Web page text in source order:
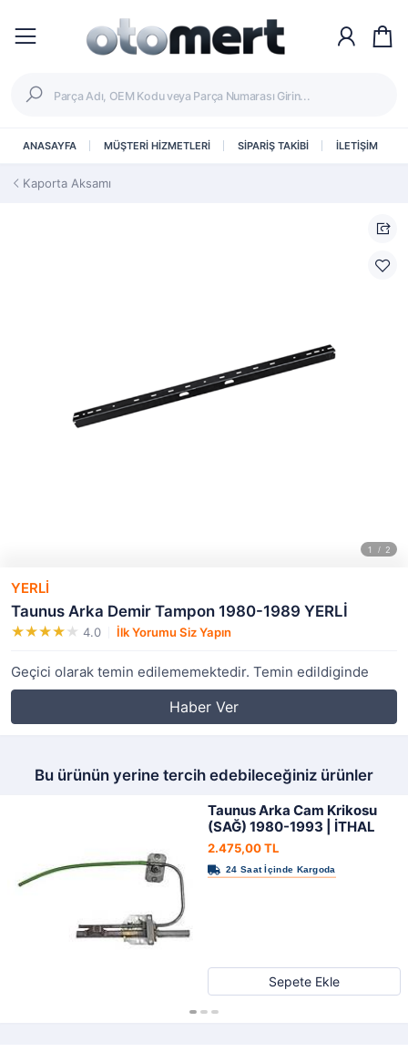
ANASAYFA MÜŞTERİ HİZMETLERİ SİPARİŞ TAKİBİ İLETİŞİM
Kaporta Aksamı
YERLİ
Taunus Arka Demir Tampon 1980-1989 YERLİ
4.0 İlk Yorumu Siz Yapın
Geçici olarak temin edilememektedir. Temin edildiginde
Haber Ver
Bu ürünün yerine tercih edebileceğiniz ürünler
Taunus Arka Cam Krikosu
(SAĞ) 1980-1993 | İTHAL
2.475,00 TL
Sepete Ekle